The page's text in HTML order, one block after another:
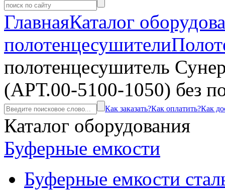
ГлавнаяКаталог
полотенцесушители
полотенцесушитель
(АРТ.00-5100-1050) без
Как заказать?Как оплатить?Как
Каталог оборудования
Буферные емкости
Буферные емкости